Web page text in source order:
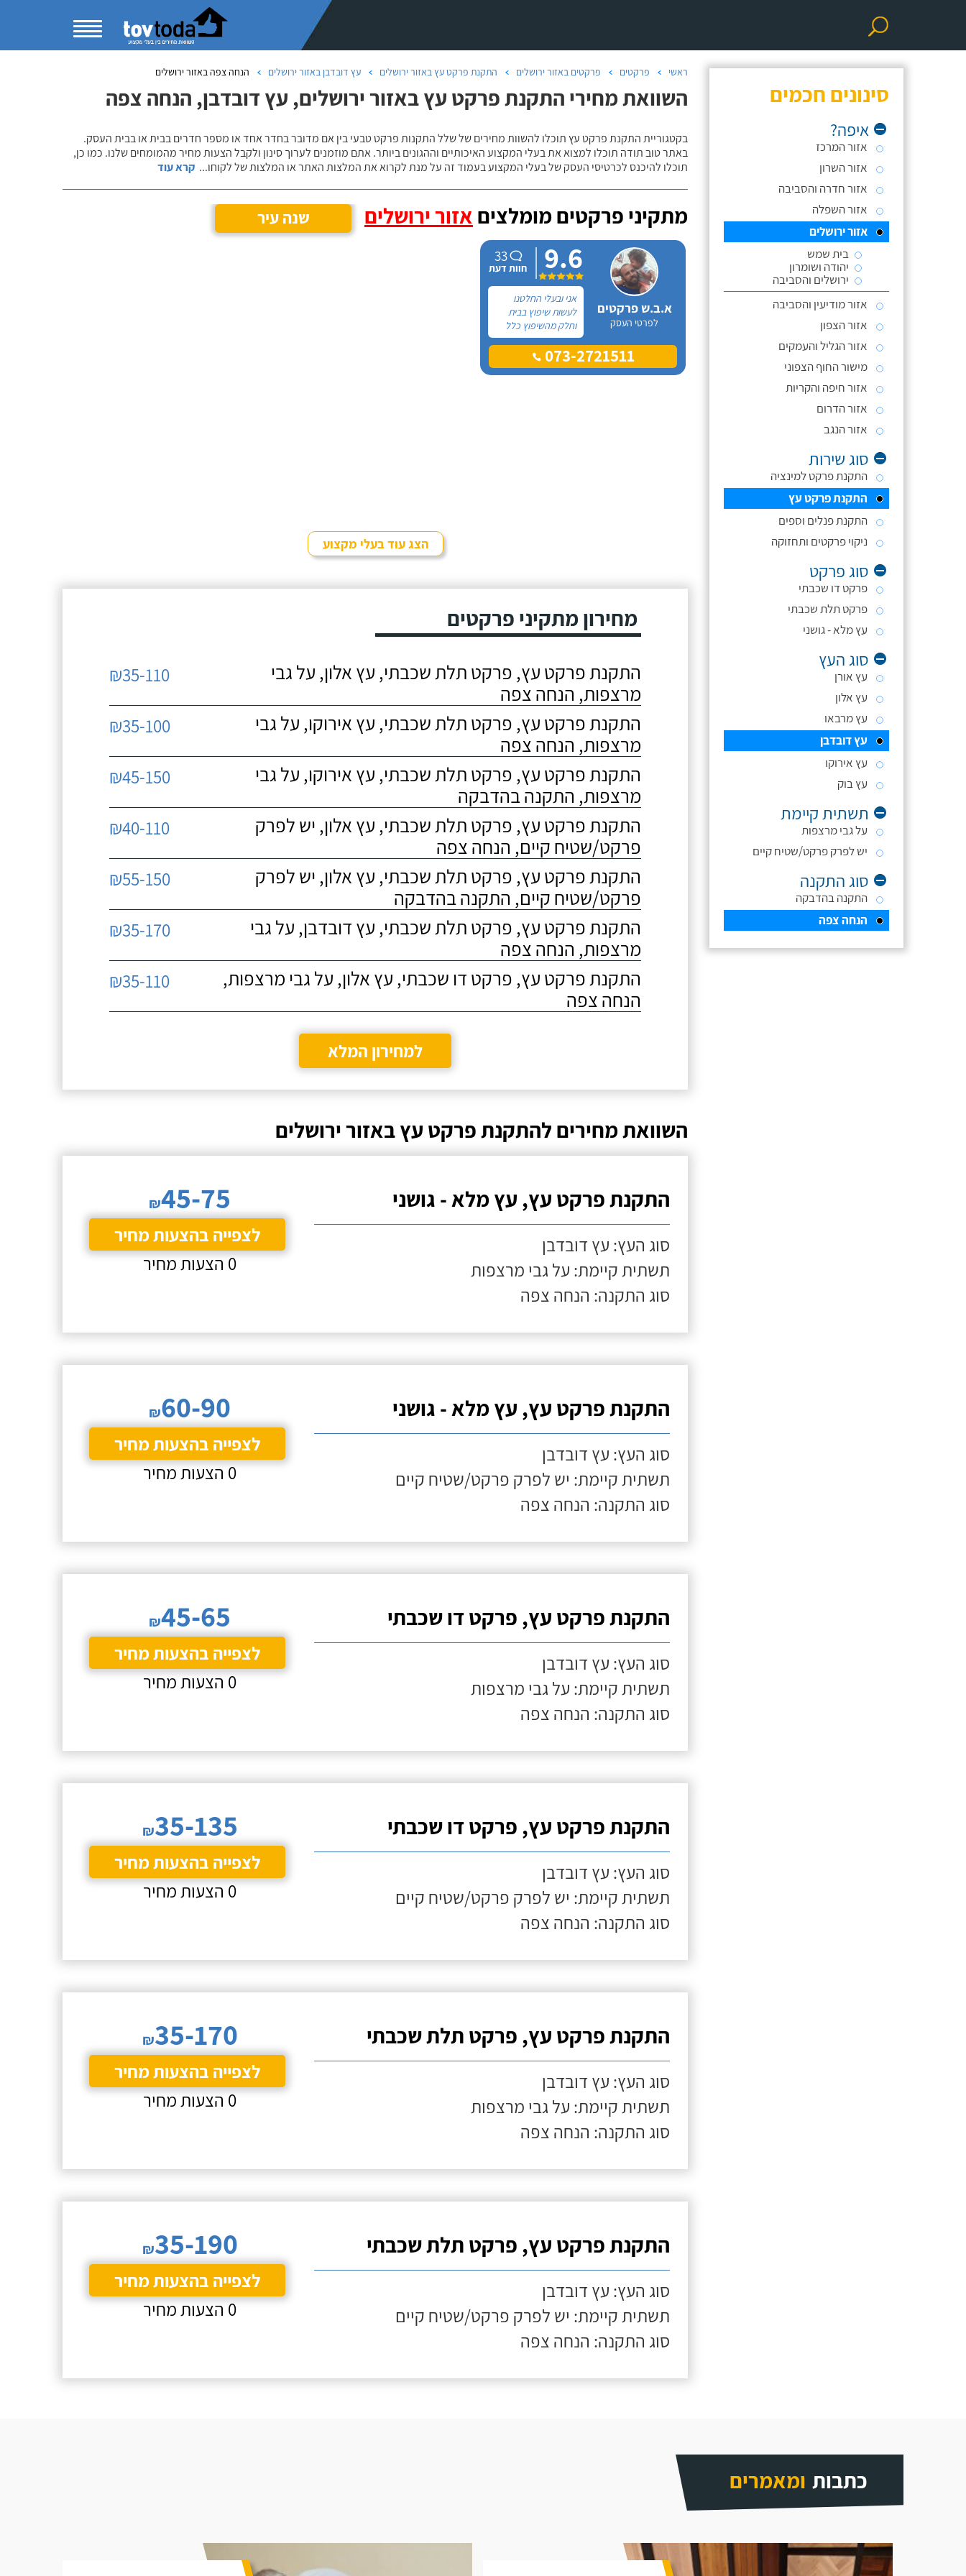
סינונים חכמים
איפה?
אזור המרכז
אזור השרון
אזור חדרה והסביבה
אזור השפלה
אזור ירושלים
בית שמש
יהודה ושומרון
ירושלים והסביבה
אזור מודיעין והסביבה
אזור הצפון
אזור הגליל והעמקים
מישור החוף הצפוני
אזור חיפה והקריות
אזור הדרום
אזור הנגב
סוג שירות
התקנת פרקט למינציה
התקנת פרקט עץ
התקנת פנלים וספים
ניקוי פרקטים ותחזוקה
סוג פרקט
פרקט דו שכבתי
פרקט תלת שכבתי
עץ מלא - גושני
סוג העץ
עץ אורן
עץ אלון
עץ מרבאו
עץ דובדבן
עץ אירוקו
עץ בוק
תשתית קיימת
על גבי מרצפות
יש לפרק פרקט/שטיח קיים
סוג התקנה
התקנה בהדבקה
הנחה צפה
ראשי פרקטים פרקטים באזור ירושלים התקנת פרקט עץ באזור ירושלים עץ דובדבן באזור ירושלים הנחה צפה באזור ירושלים
השוואת מחירי התקנת פרקט עץ באזור ירושלים, עץ דובדבן, הנחה צפה
בקטגוריית התקנת פרקט עץ תוכלו להשוות מחירים של שלל התקנות פרקט טבעי בין אם מדובר בחדר אחד או מספר חדרים בבית או בבית העסק.
באתר טוב תודה תוכלו למצוא את בעלי המקצוע האיכותיים וההגונים ביותר. אתם מוזמנים לערוך סינון ולקבל הצעות מחיר מהמומחים שלנו. כמו כן,
תוכלו להיכנס לכרטיסי העסק של בעלי המקצוע בעמוד זה על מנת לקרוא את המלצות האתר או המלצות של לקוחו... קרא עוד
מתקיני פרקטים מומלצים אזור ירושלים שנה עיר
א.ב.ש פרקטים
לפרטי העסק
9.6
33
חוות דעת
אני ובעלי החלטנו
לעשות שיפוץ בבית
וחלק מהשיפוץ כלל
פרקט למינציה שיותקן
מעל הריצוף (הישן)
הקיים. קנינו את
073-2721511
הצג עוד בעלי מקצוע
מחירון מתקיני פרקטים
התקנת פרקט עץ, פרקט תלת שכבתי, עץ אלון, על גבי
מרצפות, הנחה צפה
₪35-110
התקנת פרקט עץ, פרקט תלת שכבתי, עץ אירוקו, על גבי
מרצפות, הנחה צפה
₪35-100
התקנת פרקט עץ, פרקט תלת שכבתי, עץ אירוקו, על גבי
מרצפות, התקנה בהדבקה
₪45-150
התקנת פרקט עץ, פרקט תלת שכבתי, עץ אלון, יש לפרק
פרקט/שטיח קיים, הנחה צפה
₪40-110
התקנת פרקט עץ, פרקט תלת שכבתי, עץ אלון, יש לפרק
פרקט/שטיח קיים, התקנה בהדבקה
₪55-150
התקנת פרקט עץ, פרקט תלת שכבתי, עץ דובדבן, על גבי
מרצפות, הנחה צפה
₪35-170
התקנת פרקט עץ, פרקט דו שכבתי, עץ אלון, על גבי מרצפות,
הנחה צפה
₪35-110
למחירון המלא
השוואת מחירים להתקנת פרקט עץ באזור ירושלים
התקנת פרקט עץ, עץ מלא - גושני
סוג העץ: עץ דובדבן
תשתית קיימת: על גבי מרצפות
סוג התקנה: הנחה צפה
₪45-75
לצפייה בהצעות מחיר
0 הצעות מחיר
התקנת פרקט עץ, עץ מלא - גושני
סוג העץ: עץ דובדבן
תשתית קיימת: יש לפרק פרקט/שטיח קיים
סוג התקנה: הנחה צפה
₪60-90
לצפייה בהצעות מחיר
0 הצעות מחיר
התקנת פרקט עץ, פרקט דו שכבתי
סוג העץ: עץ דובדבן
תשתית קיימת: על גבי מרצפות
סוג התקנה: הנחה צפה
₪45-65
לצפייה בהצעות מחיר
0 הצעות מחיר
התקנת פרקט עץ, פרקט דו שכבתי
סוג העץ: עץ דובדבן
תשתית קיימת: יש לפרק פרקט/שטיח קיים
סוג התקנה: הנחה צפה
₪35-135
לצפייה בהצעות מחיר
0 הצעות מחיר
התקנת פרקט עץ, פרקט תלת שכבתי
סוג העץ: עץ דובדבן
תשתית קיימת: על גבי מרצפות
סוג התקנה: הנחה צפה
₪35-170
לצפייה בהצעות מחיר
0 הצעות מחיר
התקנת פרקט עץ, פרקט תלת שכבתי
סוג העץ: עץ דובדבן
תשתית קיימת: יש לפרק פרקט/שטיח קיים
סוג התקנה: הנחה צפה
₪35-190
לצפייה בהצעות מחיר
0 הצעות מחיר
כתבות ומאמרים